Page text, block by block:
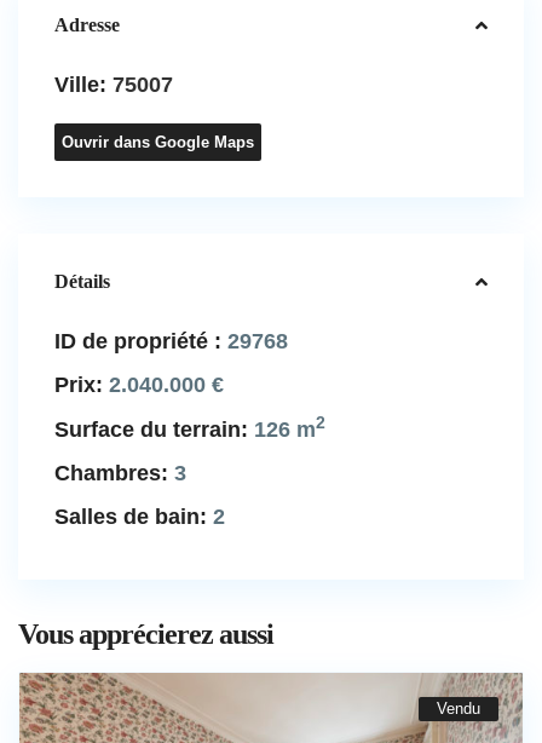
Adresse
Ville: 75007
Ouvrir dans Google Maps
Détails
ID de propriété : 29768
Prix: 2.040.000 €
Surface du terrain: 126 m2
Chambres: 3
Salles de bain: 2
Vous apprécierez aussi
Vendu